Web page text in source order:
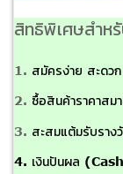
สิทธิพิเศษสำห
1. สมัครง่าย สะดวก
2. ซื้อสินค้าราคาส
3. สะสมแต้มรับราง
4. เงินปันผล